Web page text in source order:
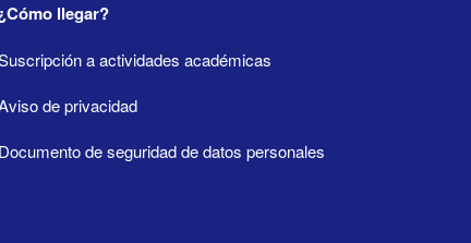
llegar?
a actividades académicas
de privacidad
Documento de seguridad de datos personales